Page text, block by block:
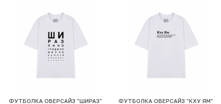
ФУТБОЛКА ОВЕРСАЙЗ "ШИРАЗ" ФУТБОЛКА ОВЕРСАЙЗ "КХУ ЯМ"